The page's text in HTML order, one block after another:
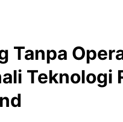
Tanpa
Teknologi